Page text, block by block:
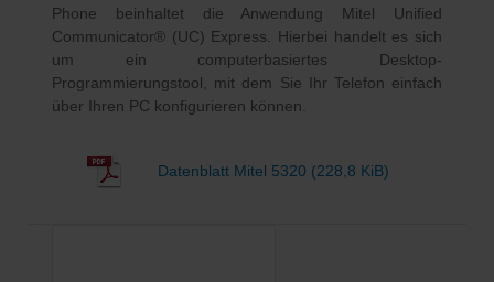
Phone beinhaltet die Anwendung Mitel Unified
Communicator® (UC) Express. Hierbei handelt es sich
um ein computerbasiertes Desktop-
Programmierungstool, mit dem Sie Ihr Telefon einfach
über Ihren PC konfigurieren können.
Datenblatt Mitel 5320 (228,8 KiB)